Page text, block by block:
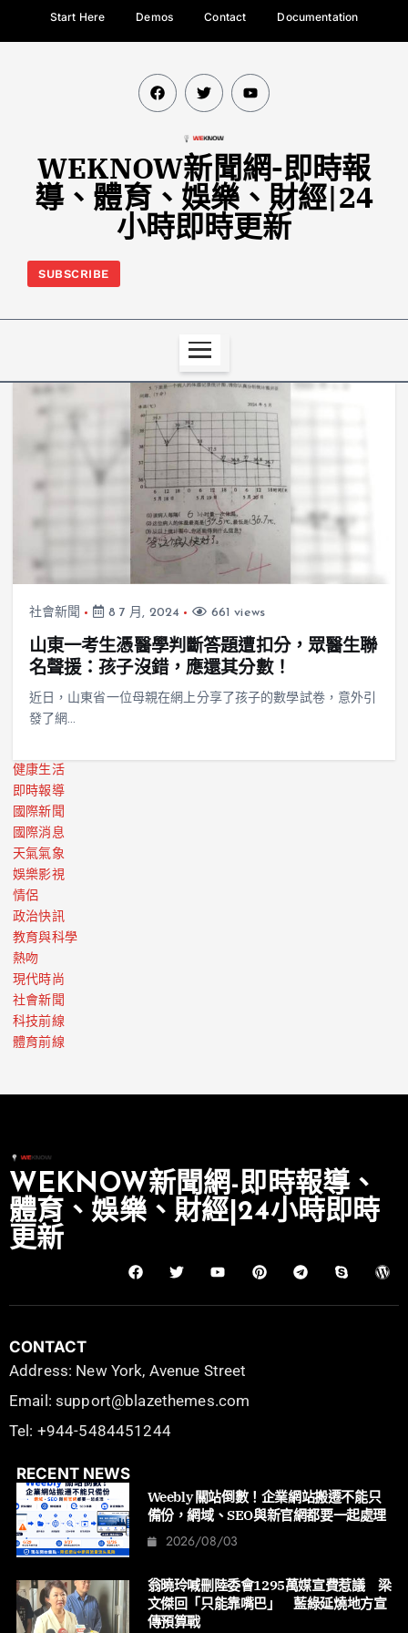
Start Here Demos Contact Documentation
WEKNOW新聞網-即時報
導、體育、娛樂、財經|24
小時即時更新
SUBSCRIBE
社會新聞 8 7 月, 2024 661 views
山東一考生憑醫學判斷答題遭扣分，眾醫生聯
名聲援：孩子沒錯，應還其分數！
近日，山東省一位母親在網上分享了孩子的數學試卷，意外引
發了網…
健康生活
即時報導
國際新聞
國際消息
天氣氣象
娛樂影視
情侶
政治快訊
教育與科學
熱吻
現代時尚
社會新聞
科技前線
體育前線
WEKNOW新聞網-即時報導、
體育、娛樂、財經|24小時即時
更新
CONTACT
Address: New York, Avenue Street
Email: support@blazethemes.com
Tel: +944-5484451244
RECENT NEWS
Weebly 關站倒數！企業網站搬遷不能只
備份，網域、SEO與新官網都要一起處理
2026/08/03
翁曉玲喊刪陸委會1295萬媒宣費惹議 梁
文傑回「只能靠嘴巴」 藍綠延燒地方宣
傳預算戰